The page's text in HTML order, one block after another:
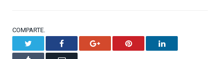
COMPARTE.
Facebook Google+ Pinterest LinkedIn